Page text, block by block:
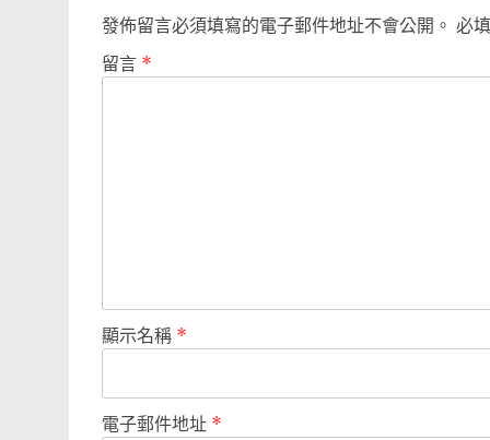
發佈留言必須填寫的電子郵件地址不會公開。 必
留言 *
顯示名稱 *
電子郵件地址 *